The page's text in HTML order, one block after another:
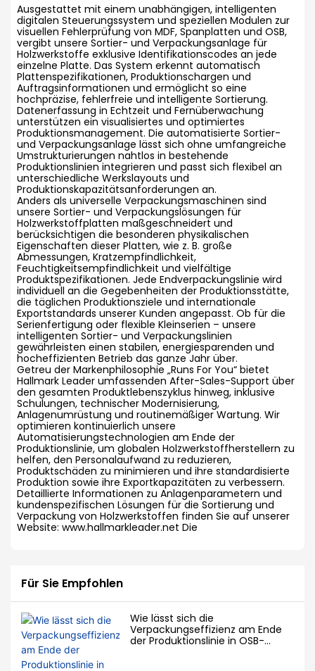
Ausgestattet mit einem unabhängigen, intelligenten
digitalen Steuerungssystem und speziellen Modulen zur
visuellen Fehlerprüfung von MDF, Spanplatten und OSB,
vergibt unsere Sortier- und Verpackungsanlage für
Holzwerkstoffe exklusive Identifikationscodes an jede
einzelne Platte. Das System erkennt automatisch
Plattenspezifikationen, Produktionschargen und
Auftragsinformationen und ermöglicht so eine
hochpräzise, ​​fehlerfreie und intelligente Sortierung.
Datenerfassung in Echtzeit und Fernüberwachung
unterstützen ein visualisiertes und optimiertes
Produktionsmanagement. Die automatisierte Sortier-
und Verpackungsanlage lässt sich ohne umfangreiche
Umstrukturierungen nahtlos in bestehende
Produktionslinien integrieren und passt sich flexibel an
unterschiedliche Werkslayouts und
Produktionskapazitätsanforderungen an.
Anders als universelle Verpackungsmaschinen sind
unsere Sortier- und Verpackungslösungen für
Holzwerkstoffplatten maßgeschneidert und
berücksichtigen die besonderen physikalischen
Eigenschaften dieser Platten, wie z. B. große
Abmessungen, Kratzempfindlichkeit,
Feuchtigkeitsempfindlichkeit und vielfältige
Produktspezifikationen. Jede Endverpackungslinie wird
individuell an die Gegebenheiten der Produktionsstätte,
die täglichen Produktionsziele und internationale
Exportstandards unserer Kunden angepasst. Ob für die
Serienfertigung oder flexible Kleinserien – unsere
intelligenten Sortier- und Verpackungslinien
gewährleisten einen stabilen, energiesparenden und
hocheffizienten Betrieb das ganze Jahr über.
Getreu der Markenphilosophie „Runs For You“ bietet
Hallmark Leader umfassenden After-Sales-Support über
den gesamten Produktlebenszyklus hinweg, inklusive
Schulungen, technischer Modernisierung,
Anlagenumrüstung und routinemäßiger Wartung. Wir
optimieren kontinuierlich unsere
Automatisierungstechnologien am Ende der
Produktionslinie, um globalen Holzwerkstoffherstellern zu
helfen, den Personalaufwand zu reduzieren,
Produktschäden zu minimieren und ihre standardisierte
Produktion sowie ihre Exportkapazitäten zu verbessern.
Detaillierte Informationen zu Anlagenparametern und
kundenspezifischen Lösungen für die Sortierung und
Verpackung von Holzwerkstoffen finden Sie auf unserer
Website: www.hallmarkleader.net Die
Für Sie Empfohlen
Wie lässt sich die
Verpackungseffizienz am Ende
der Produktionslinie in OSB-